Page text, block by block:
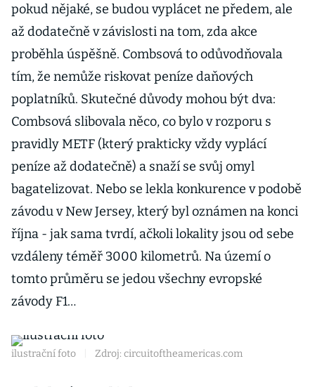
pokud nějaké, se budou vyplácet ne předem, ale
až dodatečně v závislosti na tom, zda akce
proběhla úspěšně. Combsová to odůvodňovala
tím, že nemůže riskovat peníze daňových
poplatníků. Skutečné důvody mohou být dva:
Combsová slibovala něco, co bylo v rozporu s
pravidly METF (který prakticky vždy vyplácí
peníze až dodatečně) a snaží se svůj omyl
bagatelizovat. Nebo se lekla konkurence v podobě
závodu v New Jersey, který byl oznámen na konci
října - jak sama tvrdí, ačkoli lokality jsou od sebe
vzdáleny téměř 3000 kilometrů. Na území o
tomto průměru se jedou všechny evropské
závody F1…
ilustrační foto Zdroj: circuitoftheamericas.com